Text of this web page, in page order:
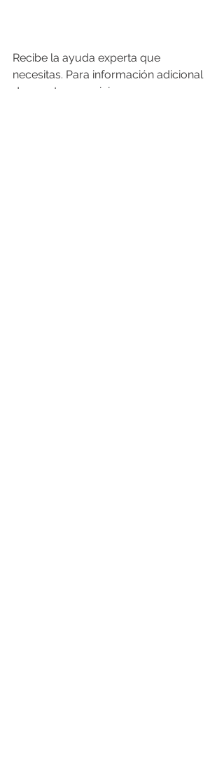
Recibe la ayuda experta que
necesitas. Para información adicional
de nuestros servicios o para